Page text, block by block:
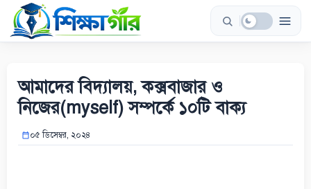
Skip
content
আমাদের বিদ্যালয়, কক্সবাজার ও
নিজের(myself) সম্পর্কে ১০টি বাক্য
০৫ ডিসেম্বর, ২০২৪